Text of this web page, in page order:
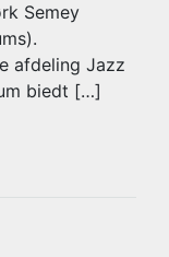
Semey
afdeling Jazz
biedt […]